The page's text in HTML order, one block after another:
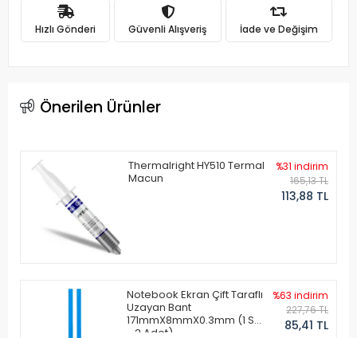
Hızlı Gönderi Güvenli Alışveriş İade ve Değişim
Önerilen Ürünler
Thermalright HY510 Termal
Macun
%31 indirim
165,13 TL
113,88 TL
Notebook Ekran Çift Taraflı
Uzayan Bant
171mmX8mmX0.3mm (1 Set
- 2 Adet)
%63 indirim
227,76 TL
85,41 TL